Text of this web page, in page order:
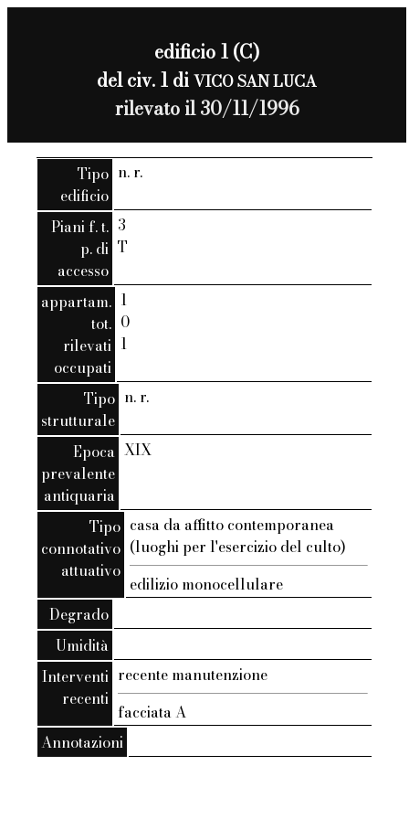
edificio 1 (C)
del civ. 1 diVICO SAN LUCA
rilevato il 30/11/1996
Tipo
edificio
n. r.
Piani f. t.
p. di
accesso
3
T
appartam.
tot.
rilevati
occupati
1
0
1
Tipo
strutturale
n. r.
Epoca
prevalente
antiquaria
XIX
Tipo
connotativo
attuativo
casa da affitto contemporanea
(luoghi per l'esercizio del culto)
edilizio monocellulare
Degrado
Umidità
Interventi
recenti
recente manutenzione
facciata A
Annotazioni